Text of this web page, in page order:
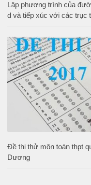
Lập phương trình của
d và tiếp xúc với các trục
Đề thi thử môn toán thpt
Dương